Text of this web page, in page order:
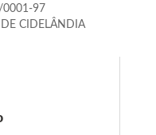
0001-97
CIDELÂNDIA